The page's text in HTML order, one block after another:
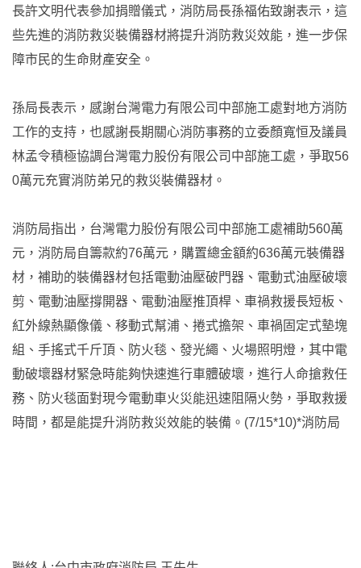
長許文明代表參加捐贈儀式，消防局長孫福佑致謝表示，這
些先進的消防救災裝備器材將提升消防救災效能，進一步保
障市民的生命財產安全。
孫局長表示，感謝台灣電力有限公司中部施工處對地方消防
工作的支持，也感謝長期關心消防事務的立委顏寬恒及議員
林孟令積極協調台灣電力股份有限公司中部施工處，爭取56
0萬元充實消防弟兄的救災裝備器材。
消防局指出，台灣電力股份有限公司中部施工處補助560萬
元，消防局自籌款約76萬元，購置總金額約636萬元裝備器
材，補助的裝備器材包括電動油壓破門器、電動式油壓破壞
剪、電動油壓撐開器、電動油壓推頂桿、車禍救援長短板、
紅外線熱顯像儀、移動式幫浦、捲式擔架、車禍固定式墊塊
組、手搖式千斤頂、防火毯、發光繩、火場照明燈，其中電
動破壞器材緊急時能夠快速進行車體破壞，進行人命搶救任
務、防火毯面對現今電動車火災能迅速阻隔火勢，爭取救援
時間，都是能提升消防救災效能的裝備。(7/15*10)*消防局